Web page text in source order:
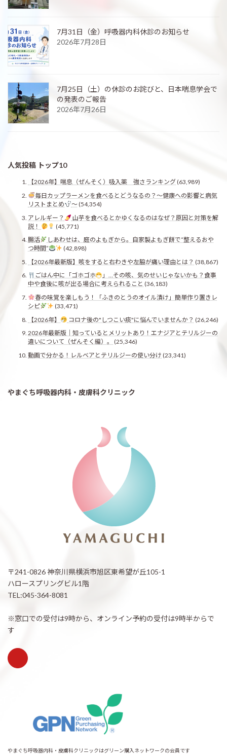
7月31日（金）呼吸器内科休診のお知らせ
2026年7月28日
7月25日（土）の休診のお詫びと、日本喘息学会で
の発表のご報告
2026年7月26日
人気投稿 トップ10
【2026年】喘息（ぜんそく）吸入薬 強さランキング(63,989)
毎日カップラーメンを食べるとどうなるの？〜健康への影響と病気
リストまとめ
〜(54,354)
アレルギー？
山芋を食べるとかゆくなるのはなぜ？原因と対策を解
説！
(45,771)
腸活
しあわせは、庭のよもぎから。自家製よもぎ餅で“整えるおや
つ時間”
(42,898)
【2026年最新版】咳をすると右わきや左脇が痛い理由とは？ (38,867)
ごはん中に「ゴホゴホ
」…その咳、気のせいじゃないかも？食事
中や食後に咳が出る場合に考えられること (36,183)
春の味覚を楽しもう！「ふきのとうのオイル漬け」簡単作り置きレ
シピ
(33,471)
【2026年】
コロナ後の"しつこい痰"に悩んでいませんか？ (26,246)
2026年最新版｜知っているとメリットあり！エナジアとテリルジーの
違いについて（ぜんそく編）。
(25,346)
動画で分かる！レルベアとテリルジーの使い分け (23,341)
やまぐち呼吸器内科・皮膚科クリニック
〒241-0826 神奈川県横浜市旭区東希望が丘105-1
ハロースプリングビル1階
TEL:045-364-8081
※窓口での受付は9時から、オンライン予約の受付は9時半からで
す
やまぐち呼吸器内科・皮膚科クリニックはグリーン購入ネットワークの会員です